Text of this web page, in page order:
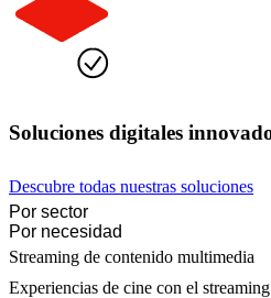
Soluciones digitales
Descubre todas nuestras soluciones
Por sector
Por necesidad
Streaming de contenido multimedia
Experiencias de cine con el